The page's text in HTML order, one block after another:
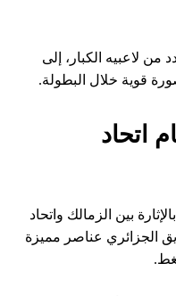
لاعبيه الكبار، إلى
قوية خلال البطولة.
اتحاد
بين الزمالك واتحاد
الجزائري عناصر مميزة